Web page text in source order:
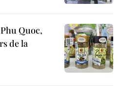
Quoc,
de la